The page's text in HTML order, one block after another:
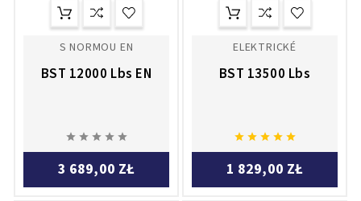
S NORMOU EN
BST 12000 Lbs EN
    
3 689,00 ZŁ
ELEKTRICKÉ
BST 13500 Lbs
    
1 829,00 ZŁ